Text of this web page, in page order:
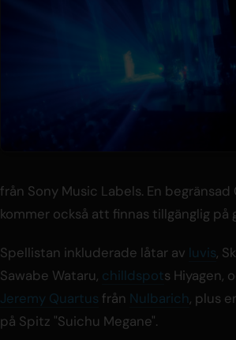
från Sony Music Labels. En
kommer också att finnas tillgänglig
Spellistan inkluderade låtar av luvis,
Sawabe Wataru, chilldspots Hiyagen,
Jeremy Quartus från Nulbarich, plus
på Spitz "Suichu Megane".